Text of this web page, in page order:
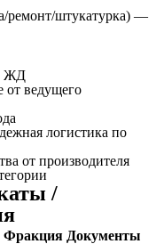
ремонт/штукатурка) —
ЖД
от ведущего
логистика по
от производителя
/
Фракция Документы